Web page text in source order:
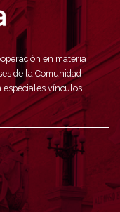
en materia
de la Comunidad
especiales vínculos